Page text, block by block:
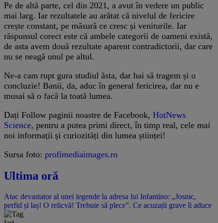
Pe de altă parte, cel din 2021, a avut în vedere un public
mai larg. Iar rezultatele au arătat că nivelul de fericire
crește constant, pe măsură ce cresc și veniturile. Iar
răspunsul corect este că ambele categorii de oameni există,
de asta avem două rezultate aparent contradictorii, dar care
nu se neagă unul pe altul.
Ne-a cam rupt gura studiul ăsta, dar hai să tragem și o
concluzie! Banii, da, aduc în general fericirea, dar nu e
musai să o facă la toată lumea.
Dați Follow paginii noastre de Facebook, HotNews
Science, pentru a putea primi direct, în timp real, cele mai
noi informații și curiozități din lumea științei!
Sursa foto: profimediaimages.ro
Ultima oră
Atac devastator al unei legende la adresa lui Infantino: „Josnic,
perfid și laș! O relicvă! Trebuie să plece”. Ce acuzații grave îi aduce